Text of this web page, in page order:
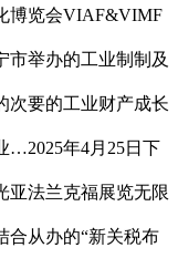
博览会VIAF&VIMF
市举办的工业制制及
次要的工业财产成长
…2025年4月25日下
亚法兰克福展览无限
合从办的“新关税布